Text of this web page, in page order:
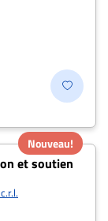
Nouveau!
et soutien